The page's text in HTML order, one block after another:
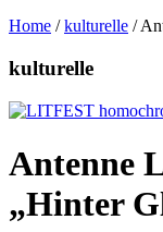
Home /kulturelle /
kulturelle
Antenne
„Hinter